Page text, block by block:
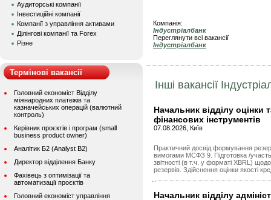
Аудиторські компанії
Інвестиційні компанії
Компанії з управління активами
Ділінгові компанії та Forex
Різне
Термінові вакансії
Головний економіст Відділу
міжнародних платежів та
казначейських операцій (валютний
контроль)
Керівник проєктів і програм (small
business product owner)
Аналітик Б2 (Analyst B2)
Директор відділення Банку
Фахівець з оптимізації та
автоматизації проєктів
Головний економіст управління
Компанія:
Індустріалбанк
Переглянути всі вакансії
Індустріалбанк
Інші вакансії
Начальник відділу оцінки
фінансових інструментів
07.08.2026, Київ
Практичний досвід формування
вимогами МСФЗ 9. Підготовка /участь
звітності (в т.ч. у форматі XBRL)
резервів. Здійснення оцінки якості
Начальник відділу